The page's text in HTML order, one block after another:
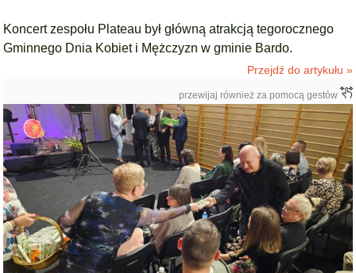
Koncert zespołu Plateau był główną atrakcją tegorocznego
Gminnego Dnia Kobiet i Mężczyzn w gminie Bardo.
Przejdź do artykułu »
przewijaj również za pomocą gestów